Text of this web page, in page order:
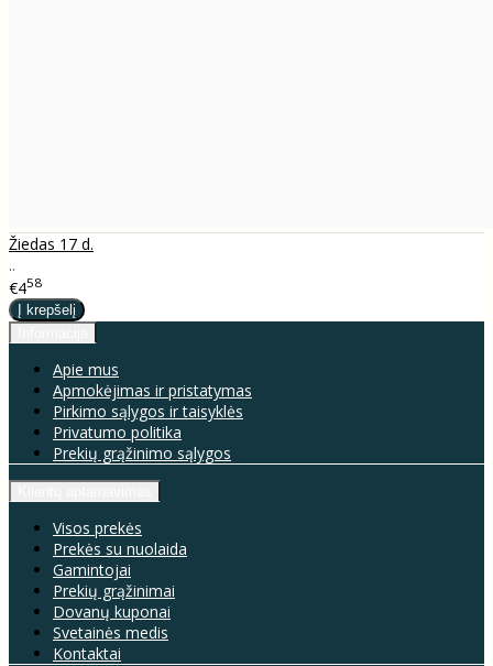
Žiedas 17 d.
..
€458
Apie mus
Apmokėjimas ir pristatymas
Pirkimo sąlygos ir taisyklės
Privatumo politika
Prekių grąžinimo sąlygos
Visos prekės
Prekės su nuolaida
Gamintojai
Prekių grąžinimai
Dovanų kuponai
Svetainės medis
Kontaktai